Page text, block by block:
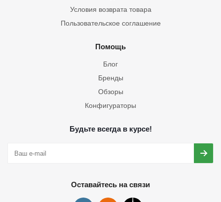
Условия возврата товара
Пользовательское соглашение
Помощь
Блог
Бренды
Обзоры
Конфигураторы
Будьте всегда в курсе!
Оставайтесь на связи